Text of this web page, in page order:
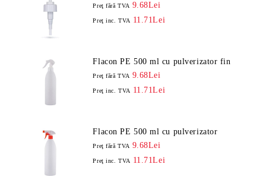
Preţ fără TVA 9.68Lei
Preţ inc. TVA 11.71Lei
Flacon PE 500 ml cu pulverizator fin
Preţ fără TVA 9.68Lei
Preţ inc. TVA 11.71Lei
Flacon PE 500 ml cu pulverizator
Preţ fără TVA 9.68Lei
Preţ inc. TVA 11.71Lei